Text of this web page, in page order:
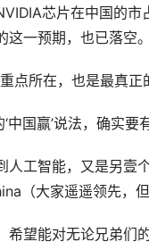
芯片在中国的
一预期，也已落空。
点所在，也是最真正
‘中国赢’说法，确实
人工智能，又是另
（大家遥遥领先，
望能对无论兄弟们